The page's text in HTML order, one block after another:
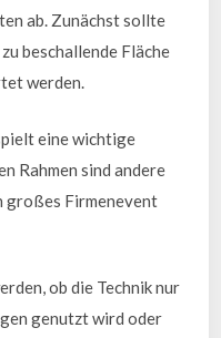
ab. Zunächst sollte
beschallende Fläche
werden.
eine wichtige
Rahmen sind andere
großes Firmenevent
ob die Technik nur
genutzt wird oder